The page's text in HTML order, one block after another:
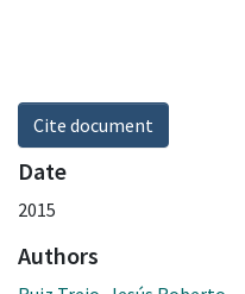
Cite document
Date
2015
Authors